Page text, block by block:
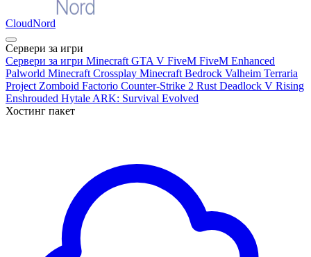
CloudNord
Сервери за игри
Сервери за игри Minecraft GTA V FiveM FiveM Enhanced
Palworld Minecraft Crossplay Minecraft Bedrock Valheim Terraria
Project Zomboid Factorio Counter-Strike 2 Rust Deadlock V Rising
Enshrouded Hytale ARK: Survival Evolved
Хостинг пакет